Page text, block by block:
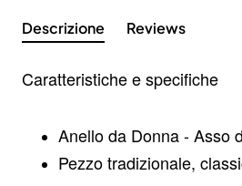
Descrizione Reviews
Caratteristiche e specifiche
Anello da Donna - Asso
Pezzo tradizionale,